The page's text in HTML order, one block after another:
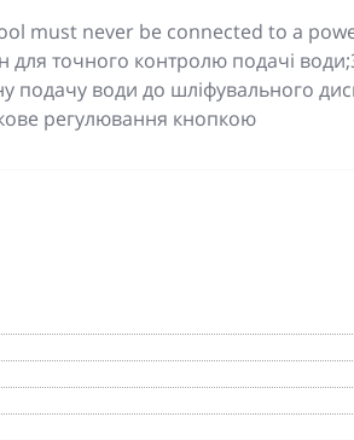
must never be connected to a
точного контролю подачі
подачу води до шліфувального
регулювання кнопкою